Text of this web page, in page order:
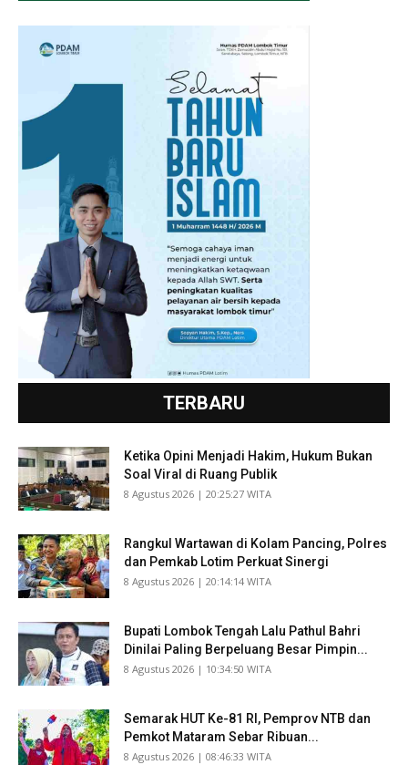
TERBARU
Ketika Opini Menjadi Hakim, Hukum Bukan
Soal Viral di Ruang Publik
​8 Agustus 2026 | 20:25:27 WITA
Rangkul Wartawan di Kolam Pancing, Polres
dan Pemkab Lotim Perkuat Sinergi
​8 Agustus 2026 | 20:14:14 WITA
Bupati Lombok Tengah Lalu Pathul Bahri
Dinilai Paling Berpeluang Besar Pimpin...
​8 Agustus 2026 | 10:34:50 WITA
Semarak HUT Ke-81 RI, Pemprov NTB dan
Pemkot Mataram Sebar Ribuan...
​8 Agustus 2026 | 08:46:33 WITA